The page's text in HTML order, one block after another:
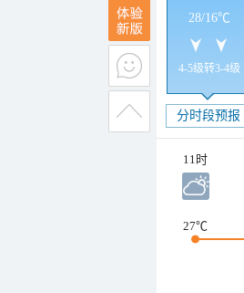
28/16℃
4-5级转3-4级
分时段预报
11时
27℃